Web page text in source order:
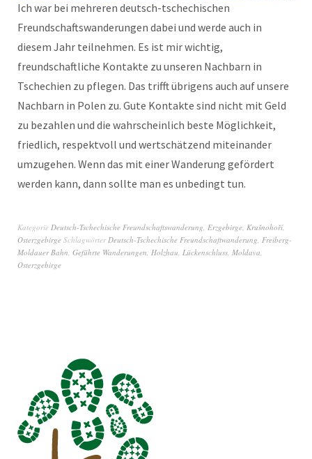
Ich war bei mehreren deutsch-tschechischen
Freundschaftswanderungen dabei und werde auch in
diesem Jahr teilnehmen. Es ist mir wichtig,
freundschaftliche Kontakte zu unseren Nachbarn in
Tschechien zu pflegen. Das trifft übrigens auch auf unsere
Nachbarn in Polen zu. Gute Kontakte sind nicht mit Geld
zu bezahlen und die wahrscheinlich beste Möglichkeit,
friedlich, respektvoll und wertschätzend miteinander
umzugehen. Wenn das mit einer Wanderung gefördert
werden kann, dann sollte man es unbedingt tun.
Kategorie Deutsch-Tschechische Freundschaftswanderung, Erzgebirge, Krušnohoří,
Osterzgebirge SchlagwörterDeutsch-Tschechische Freundschaftwanderung, Freiberg-
Moldauer Bahn, Geführte Wanderungen, Holzhau, Lückenschluss, Moldava,
Osterzgebirge